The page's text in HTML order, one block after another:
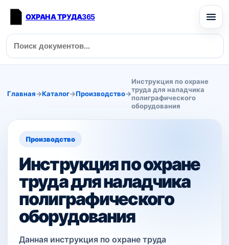
ОХРАНА ТРУДА365
Главная→Каталог→Производство→
Инструкция по охране
труда для наладчика
полиграфического
оборудования
Производство
Инструкция по охране
труда для наладчика
полиграфического
оборудования
Данная инструкция по охране труда